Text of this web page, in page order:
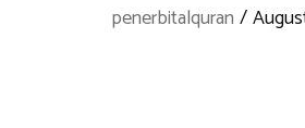
penerbitalquran /